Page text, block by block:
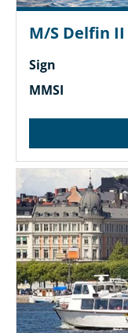
M/S Delfin II
Sign
MMSI